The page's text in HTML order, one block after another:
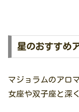
星のおすすめ
マジョラムのアロ
女座や双子座と深